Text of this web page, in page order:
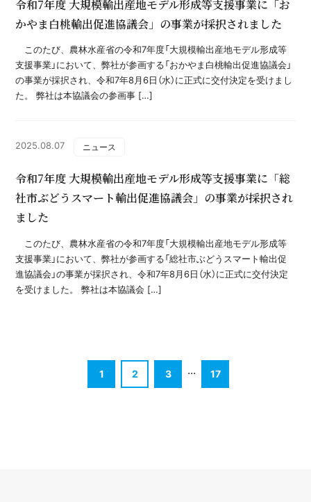
令和7年度 大規模輸出産地モデル形成等支援事業に「お
かやま白桃輸出促進協議会」の事業が採択されました
このたび、農林水産省の令和7年度「大規模輸出産地モデル形成等
支援事業」において、弊社が参画する「おかやま白桃輸出促進協議会」
の事業が採択され、令和7年8月6日（水）に正式に交付決定を受けまし
た。 弊社は本協議会の参画事 […]
2025.08.07 ニュース
令和7年度 大規模輸出産地モデル形成等支援事業に「総
社市ぶどうスマート輸出促進協議会」の事業が採択され
ました
このたび、農林水産省の令和7年度「大規模輸出産地モデル形成等
支援事業」において、弊社が参画する「総社市ぶどうスマート輸出促
進協議会」の事業が採択され、令和7年8月6日（水）に正式に交付決定
を受けました。 弊社は本協議会 […]
1 2 3 ... 17